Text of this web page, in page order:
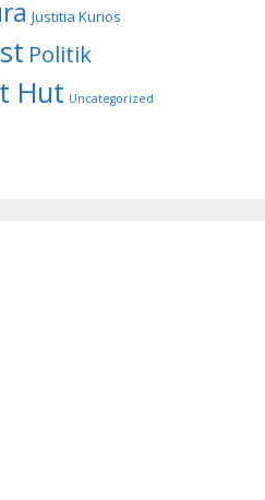
Justitia Kurios
Politik
Hut Uncategorized